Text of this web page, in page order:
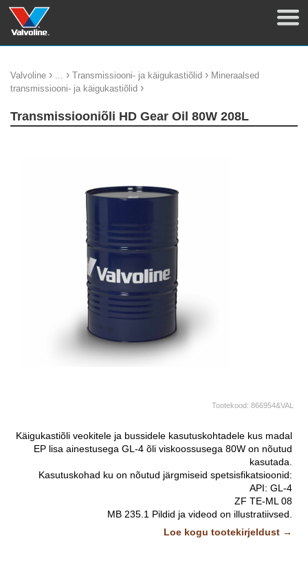
Valvoline › ... › Transmissiooni- ja käigukastiõlid › Mineraalsed
transmissiooni- ja käigukastiõlid ›
Transmissiooniõli HD Gear Oil 80W 208L
Tootekood: 866954&VAL
Käigukastiõli veokitele ja bussidele kasutuskohtadele kus madal
EP lisa ainestusega GL-4 õli viskoossusega 80W on nõutud
kasutada.
Kasutuskohad ku on nõutud järgmiseid spetsisfikatsioonid:
API: GL-4
ZF TE-ML 08
MB 235.1 Pildid ja videod on illustratiivsed.
Loe kogu tootekirjeldust →